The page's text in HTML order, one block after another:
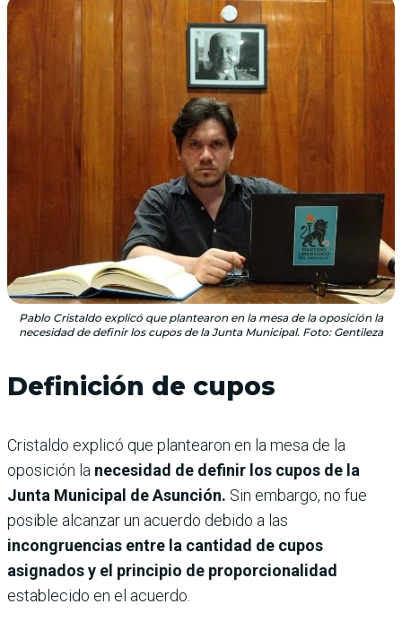
Pablo Cristaldo explicó que plantearon en la mesa de la oposición la
necesidad de definir los cupos de la Junta Municipal. Foto: Gentileza
Definición de cupos
Cristaldo explicó que plantearon en la mesa de la
oposición la necesidad de definir los cupos de la
Junta Municipal de Asunción. Sin embargo, no fue
posible alcanzar un acuerdo debido a las
incongruencias entre la cantidad de cupos
asignados y el principio de proporcionalidad
establecido en el acuerdo.